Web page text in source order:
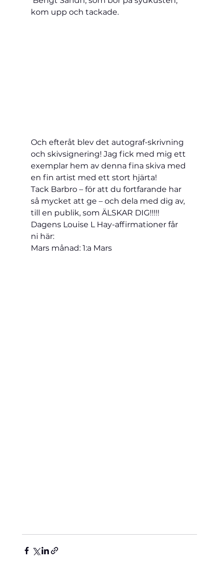
kom upp och tackade.
Och efteråt blev det autograf-skrivning
och skivsignering! Jag fick med mig ett
exemplar hem av denna fina skiva med
en fin artist med ett stort hjärta!
Tack Barbro – för att du fortfarande har
så mycket att ge – och dela med dig av,
till en publik, som ÄLSKAR DIG!!!!!
Dagens Louise L Hay-affirmationer får
ni här:
Mars månad: 1:a Mars